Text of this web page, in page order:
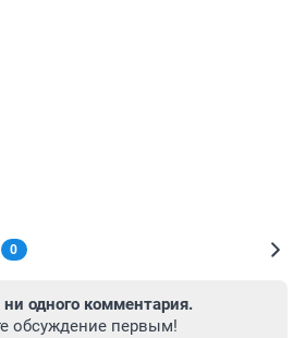
0
одного комментария.
обсуждение первым!